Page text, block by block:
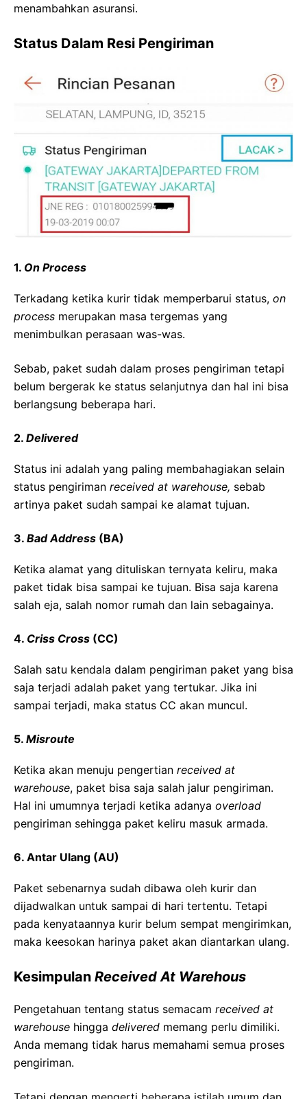
menambahkan asuransi.
Status Dalam Resi Pengiriman
1. On Process
Terkadang ketika kurir tidak memperbarui status, on
process merupakan masa tergemas yang
menimbulkan perasaan was-was.
Sebab, paket sudah dalam proses pengiriman tetapi
belum bergerak ke status selanjutnya dan hal ini bisa
berlangsung beberapa hari.
2. Delivered
Status ini adalah yang paling membahagiakan selain
status pengiriman received at warehouse, sebab
artinya paket sudah sampai ke alamat tujuan.
3. Bad Address (BA)
Ketika alamat yang dituliskan ternyata keliru, maka
paket tidak bisa sampai ke tujuan. Bisa saja karena
salah eja, salah nomor rumah dan lain sebagainya.
4. Criss Cross (CC)
Salah satu kendala dalam pengiriman paket yang bisa
saja terjadi adalah paket yang tertukar. Jika ini
sampai terjadi, maka status CC akan muncul.
5. Misroute
Ketika akan menuju pengertian received at
warehouse, paket bisa saja salah jalur pengiriman.
Hal ini umumnya terjadi ketika adanya overload
pengiriman sehingga paket keliru masuk armada.
6. Antar Ulang (AU)
Paket sebenarnya sudah dibawa oleh kurir dan
dijadwalkan untuk sampai di hari tertentu. Tetapi
pada kenyataannya kurir belum sempat mengirimkan,
maka keesokan harinya paket akan diantarkan ulang.
Kesimpulan Received At Warehous
Pengetahuan tentang status semacam received at
warehouse hingga delivered memang perlu dimiliki.
Anda memang tidak harus memahami semua proses
pengiriman.